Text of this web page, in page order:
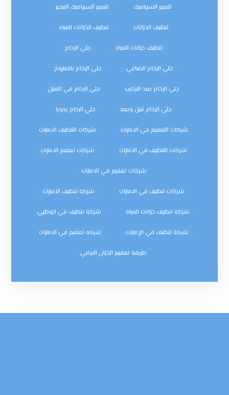
تلميع السيراميك تلميع السيراميك المجير
تنظيف الخزانات تنظيف الخزانات المياه
تنظيف خزانات المياه جلي الرخام
جلي الرخام الصناعي جلي الرخام بالصاروخ
جلي الرخام بعد التركيب جلي الرخام في المنزل
جلي الرخام قبل وبعد جلي الرخام يدويا
شركات التعقيم في الامارات شركات التنظيف الامارات
شركات التنظيف في الامارات شركات تعقيم الامارات
شركات تعقيم في الامارات
شركات تنظيف في الامارات شركة تنظيف الامارات
شركة تنظيف خزانات المياه شركة تنظيف في ابوظبي
شركة تنظيف في الإمارات شركه تعقيم في الامارات
طريقة تعقيم الخزان الارضي